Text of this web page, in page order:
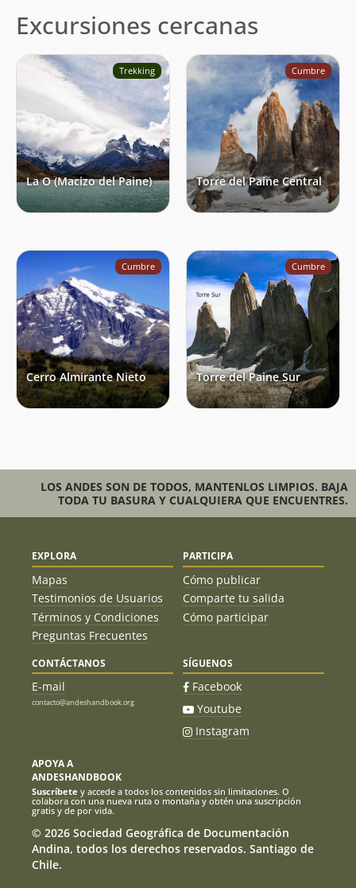
Excursiones cercanas
Trekking
La O (Macizo del Paine)
Cumbre
Torre del Paine Central
Cumbre
Cerro Almirante Nieto
Cumbre
Torre del Paine Sur
LOS ANDES SON DE TODOS, MANTENLOS LIMPIOS. BAJA
TODA TU BASURA Y CUALQUIERA QUE ENCUENTRES.
EXPLORA
Mapas
Testimonios de Usuarios
Términos y Condiciones
Preguntas Frecuentes
PARTICIPA
Cómo publicar
Comparte tu salida
Cómo participar
CONTÁCTANOS
E-mail
contacto@andeshandbook.org
SÍGUENOS
Facebook
Youtube
Instagram
APOYA A
ANDESHANDBOOK
Suscríbete y accede a todos los contenidos sin limitaciones. O
colabora con una nueva ruta o montaña y obtén una suscripción
gratis y de por vida.
© 2026 Sociedad Geográfica de Documentación
Andina, todos los derechos reservados. Santiago de
Chile.